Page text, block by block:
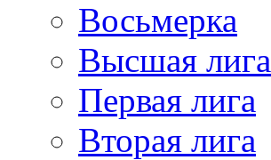
Восьмерка
Высшая лига
Первая лига
Вторая лига